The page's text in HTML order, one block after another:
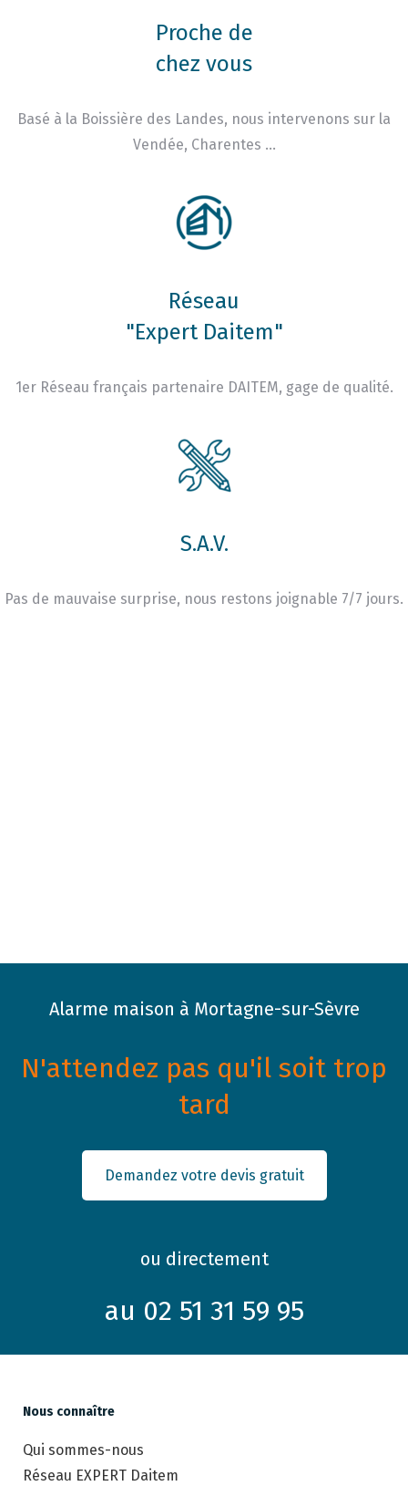
Proche de
chez vous
Basé à la Boissière des Landes, nous intervenons sur la
Vendée, Charentes …
Réseau
"Expert Daitem"
1er Réseau français partenaire DAITEM, gage de qualité.
S.A.V.
Pas de mauvaise surprise, nous restons joignable 7/7 jours.
Alarme maison à Mortagne-sur-Sèvre
N'attendez pas qu'il soit trop
tard
Demandez votre devis gratuit
ou directement
au 02 51 31 59 95
Nous connaître
Qui sommes-nous
Réseau EXPERT Daitem